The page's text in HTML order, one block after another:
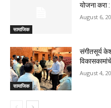
सामाजिक
योजना करा :
August 6,
सामाजिक
संगीतसूर्य
August 4,